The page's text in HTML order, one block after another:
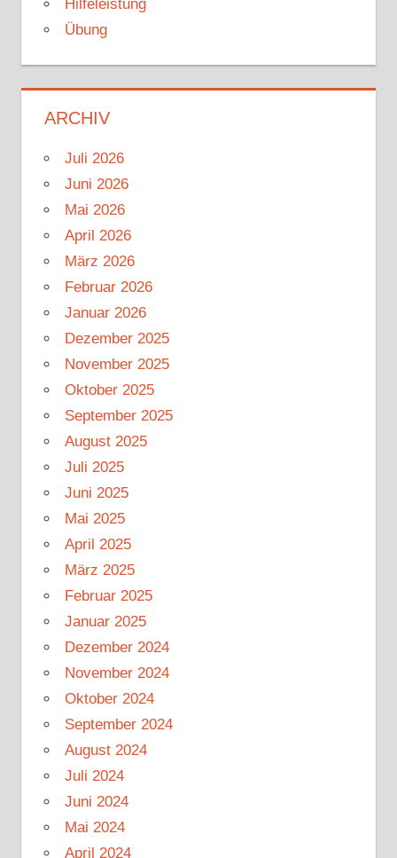
Hilfeleistung
Übung
ARCHIV
Juli 2026
Juni 2026
Mai 2026
April 2026
März 2026
Februar 2026
Januar 2026
Dezember 2025
November 2025
Oktober 2025
September 2025
August 2025
Juli 2025
Juni 2025
Mai 2025
April 2025
März 2025
Februar 2025
Januar 2025
Dezember 2024
November 2024
Oktober 2024
September 2024
August 2024
Juli 2024
Juni 2024
Mai 2024
April 2024